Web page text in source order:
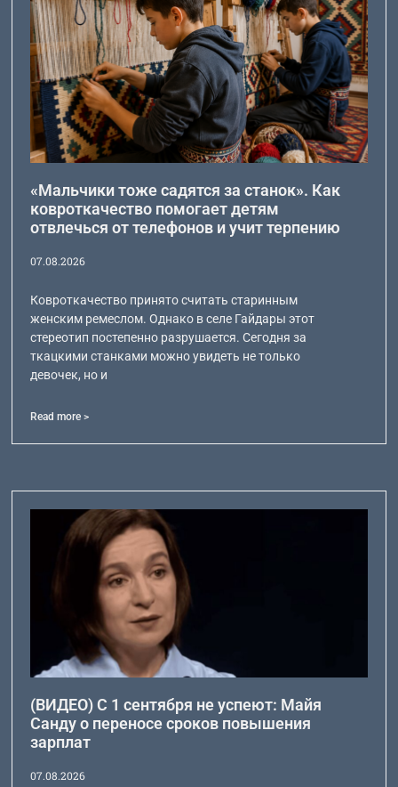
«Мальчики тоже садятся за станок». Как
ковроткачество помогает детям
отвлечься от телефонов и учит терпению
07.08.2026
Ковроткачество принято считать старинным
женским ремеслом. Однако в селе Гайдары этот
стереотип постепенно разрушается. Сегодня за
ткацкими станками можно увидеть не только
девочек, но и
Read more >
(ВИДЕО) С 1 сентября не успеют: Майя
Санду о переносе сроков повышения
зарплат
07.08.2026